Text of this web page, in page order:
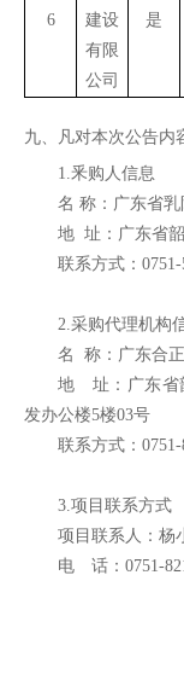
6
建设
有限
公司
是
九、凡对本次公告内
1.釆购人信息
名 称：广东省乳
地 址：广东省
联系方式：
2.采购代理机构
名
称：广东合
地 址：广东省
发办公楼5楼03号
联系方式： 0751-
3.项目联系方式
项目联系人： 杨
电 话： 0751-